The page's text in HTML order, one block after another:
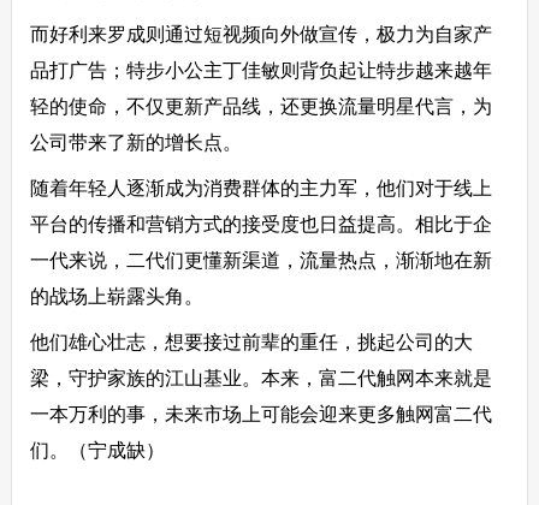
而好利来罗成则通过短视频向外做宣传，极力为自家产
品打广告；特步小公主丁佳敏则背负起让特步越来越年
轻的使命，不仅更新产品线，还更换流量明星代言，为
公司带来了新的增长点。
随着年轻人逐渐成为消费群体的主力军，他们对于线上
平台的传播和营销方式的接受度也日益提高。相比于企
一代来说，二代们更懂新渠道，流量热点，渐渐地在新
的战场上崭露头角。
他们雄心壮志，想要接过前辈的重任，挑起公司的大
梁，守护家族的江山基业。本来，富二代触网本来就是
一本万利的事，未来市场上可能会迎来更多触网富二代
们。（宁成缺）